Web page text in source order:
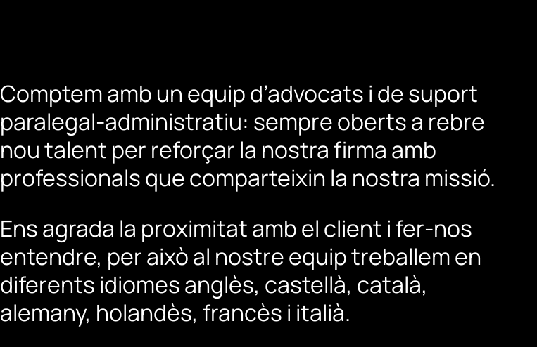
Comptemamb unequipd’advocats i desuport
paralegal-administratiu: sempreobertsa rebre
noutalent per reforçar la nostra firma amb
professionalsquecomparteixin la nostra missió.
Ensagrada la proximitatambel client i fer-nos
entendre, peraixòal nostreequiptreballemen
diferents idiomesanglès, castellà, català,
alemany, holandès, francès i italià.